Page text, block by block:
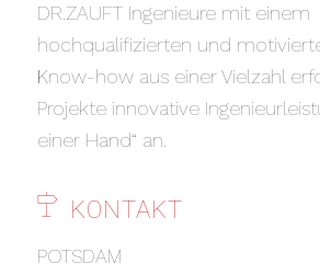
DR.ZAUFT Ingenieure mit einem
hochqualifizierten und
Know-how aus einer Vielzahl
Projekte innovative
einer Hand“ an.
KONTAKT
POTSDAM